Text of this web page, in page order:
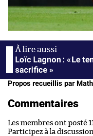
Loïc Lagnon : « Le
sacrifice »
Propos recueillis par
Commentaires
Les membres ont posté
Participez à la discussion